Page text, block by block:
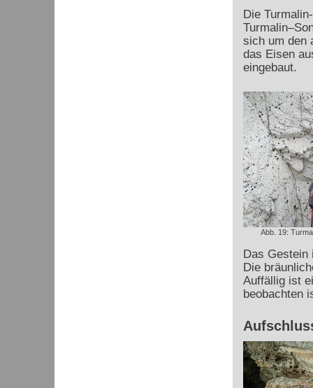
Die
sich um den
das Eisen
eingebaut.
Abb. 19:
Das Gestein
Die
Auffällig ist
beobachten